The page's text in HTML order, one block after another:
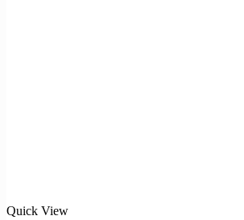
Quick View